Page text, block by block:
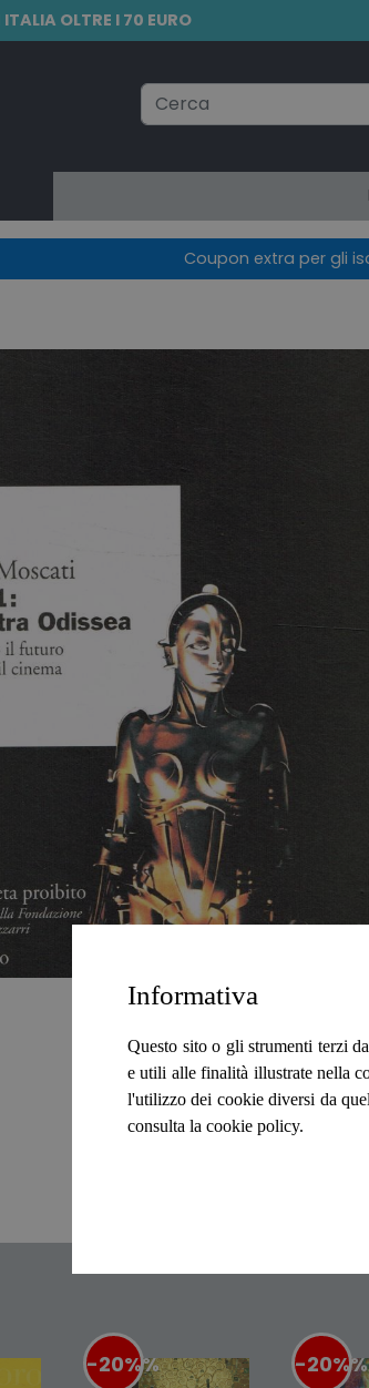
OLTRE I 70 EURO
Coupon extra per gli
-20%% -20%%
Informativa
Questo sito o gli strumenti terzi
e utili alle finalità illustrate nella
l'utilizzo dei cookie diversi da
consulta la cookie policy.